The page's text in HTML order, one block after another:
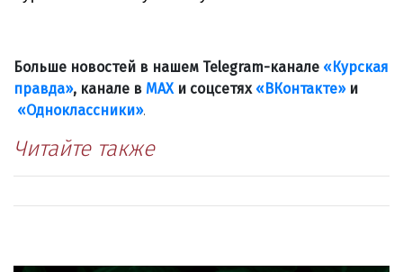
Больше новостей в нашем Telegram-канале «Курская
правда», канале в МАХи соцсетях «ВКонтакте»и
«Одноклассники».
Читайте также